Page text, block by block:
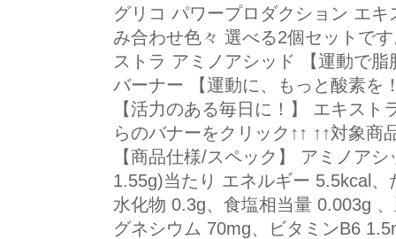
グリコ パワープロダクション エ
み合わせ色々 選べる2個セットで
ストラ アミノアシッド 【運動で
バーナー 【運動に、もっと酸素を
【活力のある毎日に！】 エキス
らのバナーをクリック↑↑ ↑↑対象商
【商品仕様/スペック】 アミノア
1.55g)当たり エネルギー 5.5kcal
水化物 0.3g、食塩相当量 0.003g
グネシウム 70mg、ビタミンB6